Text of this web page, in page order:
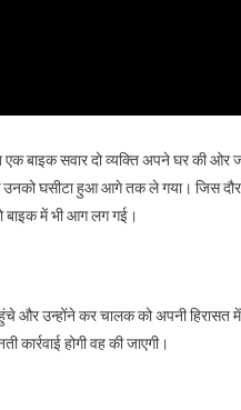
एक बाइक सवार दो व्यक्ति अपने घर की
घसीटा हुआ आगे तक ले गया। जिस
बाइक में भी आग लग गई।
और उन्होंने कर चालक को अपनी
कार्रवाई होगी वह की जाएगी।